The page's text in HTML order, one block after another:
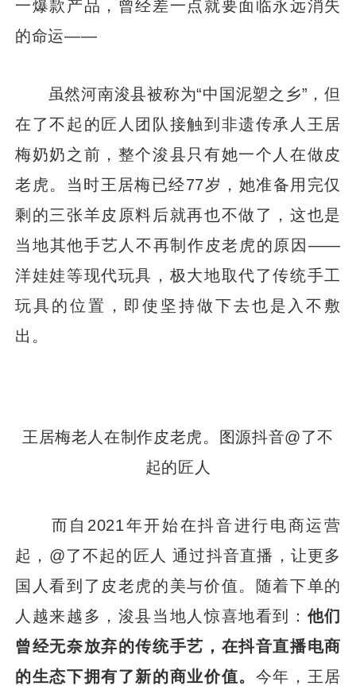
一爆款产品，曾经差一点就要面临永远消失
的命运——
虽然河南浚县被称为“中国泥塑之乡”，但
在了不起的匠人团队接触到非遗传承人王居
梅奶奶之前，整个浚县只有她一个人在做皮
老虎。当时王居梅已经77岁，她准备用完仅
剩的三张羊皮原料后就再也不做了，这也是
当地其他手艺人不再制作皮老虎的原因——
洋娃娃等现代玩具，极大地取代了传统手工
玩具的位置，即使坚持做下去也是入不敷
出。
王居梅老人在制作皮老虎。图源抖音@了不
起的匠人
而自2021年开始在抖音进行电商运营
起，@了不起的匠人 通过抖音直播，让更多
国人看到了皮老虎的美与价值。随着下单的
人越来越多，浚县当地人惊喜地看到： 他们
曾经无奈放弃的传统手艺，在抖音直播电商
的生态下拥有了新的商业价值。 今年，王居